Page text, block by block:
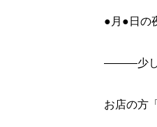
●月●日の
―――少し
お店の方